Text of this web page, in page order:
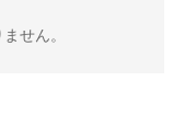
せん。